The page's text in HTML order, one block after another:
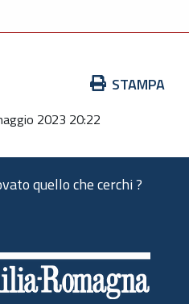
STAMPA
2023 20:22
quello che cerchi ?